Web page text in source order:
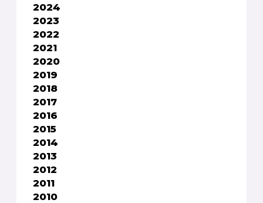
2024
2023
2022
2021
2020
2019
2018
2017
2016
2015
2014
2013
2012
2011
2010